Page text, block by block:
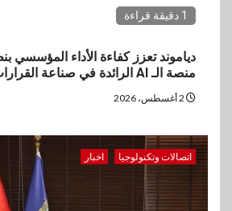
1 دقيقة قراءة
منصة الـ AI الرائدة في صناعة القرارات الاستراتيجية
اتصالات وتكنولوجيا اخبار